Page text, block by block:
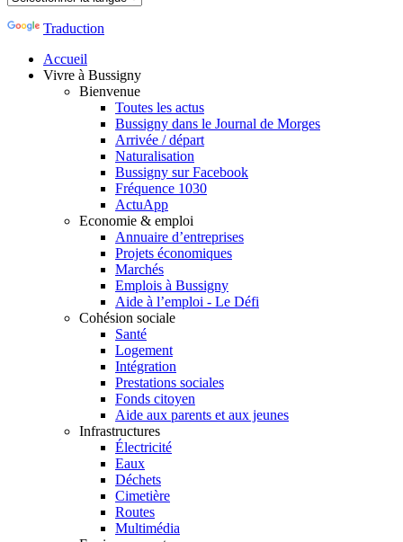
Traduction
Accueil
Vivre à Bussigny
Bienvenue
Toutes les actus
Bussigny dans le Journal de Morges
Arrivée / départ
Naturalisation
Bussigny sur Facebook
Fréquence 1030
ActuApp
Economie & emploi
Annuaire d’entreprises
Projets économiques
Marchés
Emplois à Bussigny
Aide à l’emploi - Le Défi
Cohésion sociale
Santé
Logement
Intégration
Prestations sociales
Fonds citoyen
Aide aux parents et aux jeunes
Infrastructures
Électricité
Eaux
Déchets
Cimetière
Routes
Multimédia